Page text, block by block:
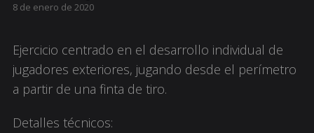
8 de enero de 2020
Ejercicio centrado en el desarrollo individual de
jugadores exteriores, jugando desde el perímetro
a partir de una finta de tiro.
Detalles técnicos: